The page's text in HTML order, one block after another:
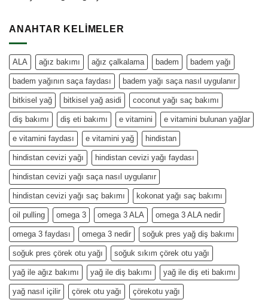
ANAHTAR KELIMELER
ALA ağız bakımı ağız çalkalama badem badem yağı
badem yağının saça faydası badem yağı saça nasıl uygulanır
bitkisel yağ bitkisel yağ asidi coconut yağı saç bakımı
diş bakımı diş eti bakımı e vitamini e vitamini bulunan yağlar
e vitamini faydası e vitamini yağ hindistan
hindistan cevizi yağı hindistan cevizi yağı faydası
hindistan cevizi yağı saça nasıl uygulanır
hindistan cevizi yağı saç bakımı kokonat yağı saç bakımı
oil pulling omega 3 omega 3 ALA omega 3 ALA nedir
omega 3 faydası omega 3 nedir soğuk pres yağ diş bakımı
soğuk pres çörek otu yağı soğuk sıkım çörek otu yağı
yağ ile ağız bakımı yağ ile diş bakımı yağ ile diş eti bakımı
yağ nasıl içilir çörek otu yağı çörekotu yağı